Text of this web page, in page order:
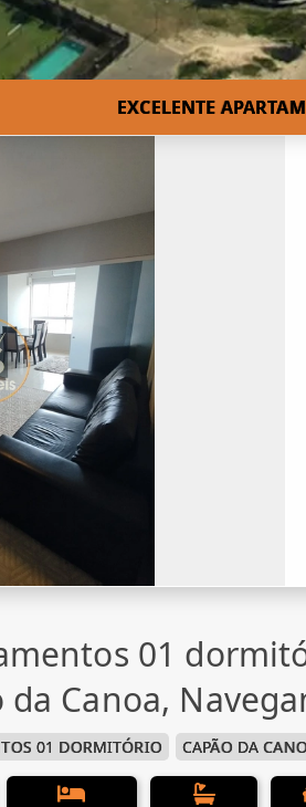
EXCELENTE
01
da Canoa,
01 DORMITÓRIO CAPÃO DA